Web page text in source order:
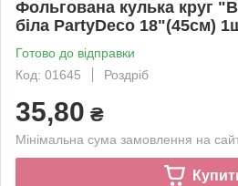
Фольгована кулька круг
біла PartyDeco 18"(45см)
Готово до відправки
Код: 01645
Роздріб
35,80 ₴
Мінімальна сума замовлення на